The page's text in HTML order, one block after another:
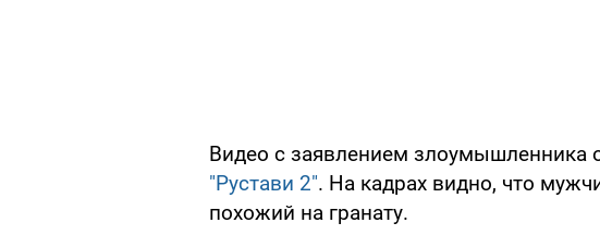
Видео с заявлением злоумышленника
"Рустави 2". На кадрах видно, что
похожий на гранату.